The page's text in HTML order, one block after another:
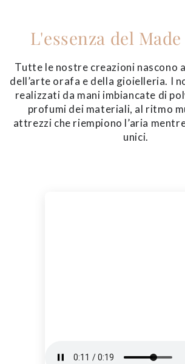
L'essenza del
Tutte le nostre creazioni nascono
dell’arte orafa e della gioielleria. I
realizzati da mani imbiancate di
profumi dei materiali, al ritmo
attrezzi che riempiono l’aria
unici.